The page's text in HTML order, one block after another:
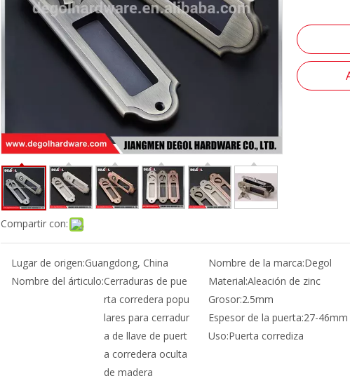
Compartir con:
Lugar de origen:Guangdong, China Nombre de la marca:Degol
Nombre del árticulo:Cerraduras de pue
rta corredera popu
lares para cerradur
a de llave de puert
a corredera oculta
de madera
Material:Aleación de zinc
Grosor:2.5mm
Espesor de la puerta:27-46mm
Uso:Puerta corrediza